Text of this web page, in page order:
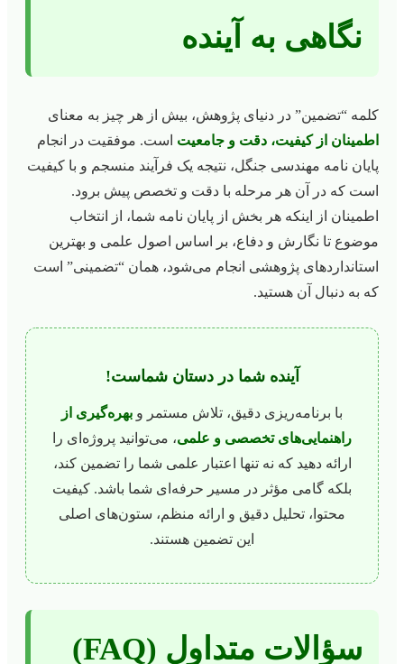
نگاهی به آینده
کلمه “تضمین” در دنیای پژوهش، بیش از هر چیز به معنای
اطمینان از کیفیت، دقت و جامعیت است. موفقیت در انجام
پایان نامه مهندسی جنگل، نتیجه یک فرآیند منسجم و با کیفیت
است که در آن هر مرحله با دقت و تخصص پیش برود.
اطمینان از اینکه هر بخش از پایان نامه شما، از انتخاب
موضوع تا نگارش و دفاع، بر اساس اصول علمی و بهترین
استانداردهای پژوهشی انجام می‌شود، همان “تضمینی” است
که به دنبال آن هستید.
آینده شما در دستان شماست!
با برنامه‌ریزی دقیق، تلاش مستمر و بهره‌گیری از
راهنمایی‌های تخصصی و علمی، می‌توانید پروژه‌ای را
ارائه دهید که نه تنها اعتبار علمی شما را تضمین کند،
بلکه گامی مؤثر در مسیر حرفه‌ای شما باشد. کیفیت
محتوا، تحلیل دقیق و ارائه منظم، ستون‌های اصلی
این تضمین هستند.
سؤالات متداول (FAQ)